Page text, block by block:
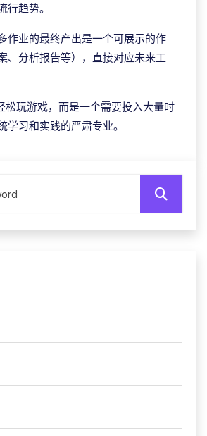
行趋势。
作业的最终产出是一个可展示的作
、分析报告等），直接对应未来工
松玩游戏，而是一个需要投入大量时
学习和实践的严肃专业。